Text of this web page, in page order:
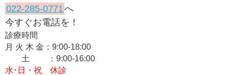
022-285-0771へ
今すぐお電話を！
診療時間
月 火 木 金：9:00-18:00
土 ：9:00-16:00
水･日・祝 休診